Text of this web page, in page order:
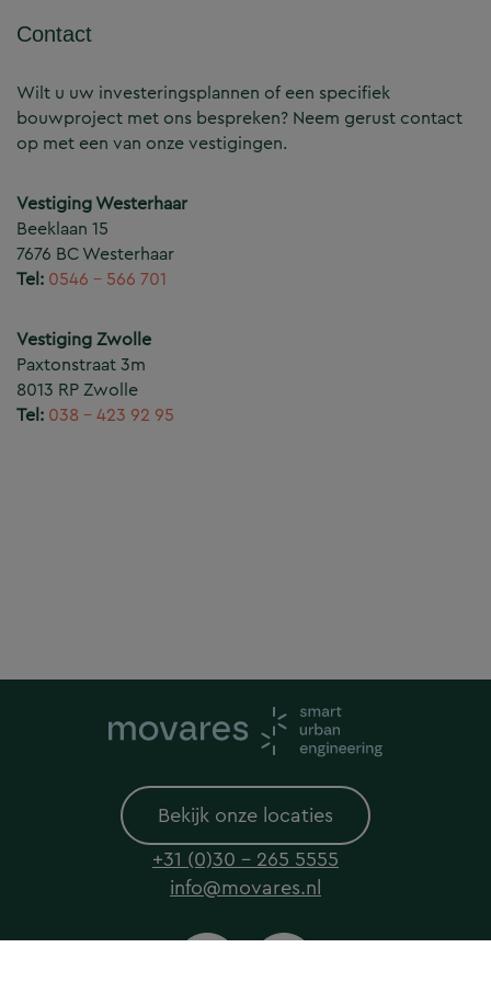
Contact
Wilt u uw investeringsplannen of een specifiek
bouwproject met ons bespreken? Neem gerust contact
op met een van onze vestigingen.
Vestiging Westerhaar
Beeklaan 15
7676 BC Westerhaar
Tel: 0546 – 566 701
Vestiging Zwolle
Paxtonstraat 3m
8013 RP Zwolle
Tel: 038 – 423 92 95
Bekijk onze locaties
+31 (0)30 - 265 5555
info@movares.nl